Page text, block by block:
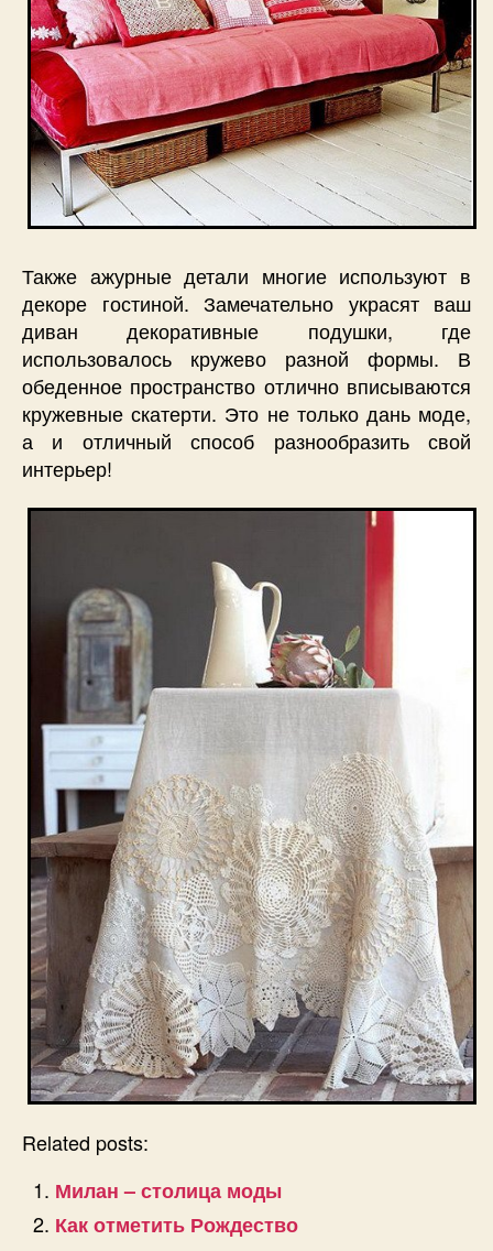
Также ажурные детали многие используют в
декоре гостиной. Замечательно украсят ваш
диван декоративные подушки, где
использовалось кружево разной формы. В
обеденное пространство отлично вписываются
кружевные скатерти. Это не только дань моде,
а и отличный способ разнообразить свой
интерьер!
Related posts:
Милан – столица моды
Как отметить Рождество